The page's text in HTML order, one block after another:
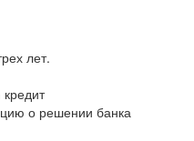
лет.
о решении банка